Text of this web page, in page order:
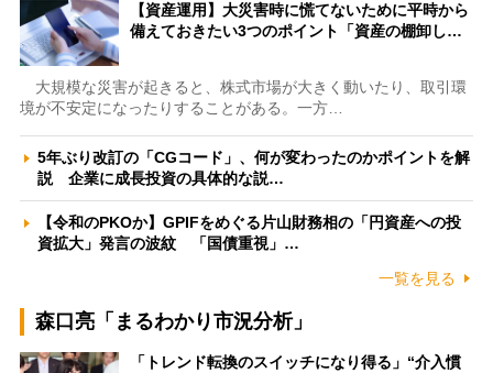
【資産運用】大災害時に慌てないために平時から
備えておきたい3つのポイント「資産の棚卸し…
大規模な災害が起きると、株式市場が大きく動いたり、取引環
境が不安定になったりすることがある。一方…
5年ぶり改訂の「CGコード」、何が変わったのかポイントを解
説 企業に成長投資の具体的な説…
【令和のPKOか】GPIFをめぐる片山財務相の「円資産への投
資拡大」発言の波紋 「国債重視」…
一覧を見る
森口亮「まるわかり市況分析」
「トレンド転換のスイッチになり得る」“介入慣